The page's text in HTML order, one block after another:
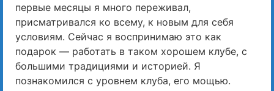
первые месяцы я много переживал,
присматривался ко всему, к новым для себя
условиям. Сейчас я воспринимаю это как
подарок — работать в таком хорошем клубе, с
большими традициями и историей. Я
познакомился с уровнем клуба, его мощью.